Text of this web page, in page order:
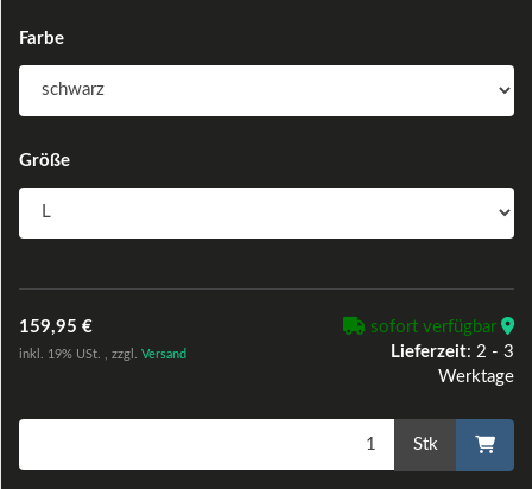
Farbe
Größe
159,95 €
inkl. 19% USt. , zzgl. Versand
sofort verfügbar
Lieferzeit: 2 - 3
Werktage
Stk